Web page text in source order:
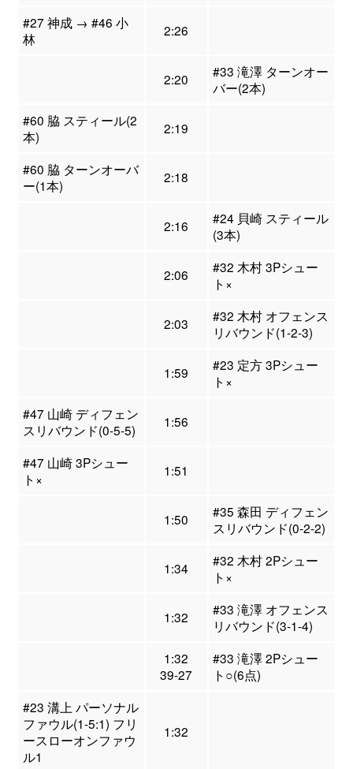
#27 神成 → #46 小
林
2:26
2:20
#33 滝澤 ターンオー
バー(2本)
#60 脇 スティール(2
本)
2:19
#60 脇 ターンオーバ
ー(1本)
2:18
2:16
#24 貝崎 スティール
(3本)
2:06
#32 木村 3Pシュー
ト×
2:03
#32 木村 オフェンス
リバウンド(1-2-3)
1:59
#23 定方 3Pシュー
ト×
#47 山崎 ディフェン
スリバウンド(0-5-5)
1:56
#47 山崎 3Pシュー
ト×
1:51
1:50
#35 森田 ディフェン
スリバウンド(0-2-2)
1:34
#32 木村 2Pシュー
ト×
1:32
#33 滝澤 オフェンス
リバウンド(3-1-4)
1:32
39-27
#33 滝澤 2Pシュー
ト○(6点)
#23 溝上 パーソナル
ファウル(1-5:1) フリ
ースローオンファウ
ル1
1:32